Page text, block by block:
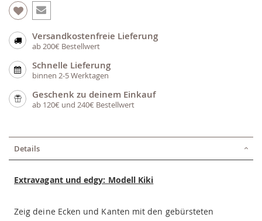
Versandkostenfreie Lieferung
ab 200€ Bestellwert
Schnelle Lieferung
binnen 2-5 Werktagen
Geschenk zu deinem Einkauf
ab 120€ und 240€ Bestellwert
Details
Extravagant und edgy: Modell Kiki
Zeig deine Ecken und Kanten mit den gebürsteten